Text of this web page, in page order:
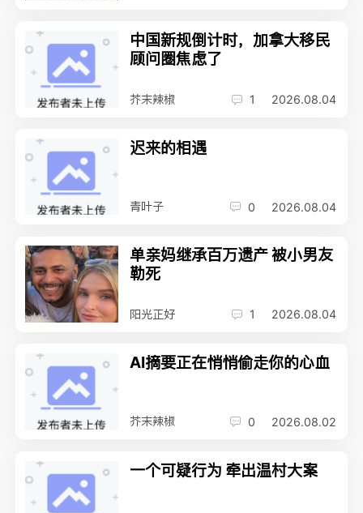
中国新规倒计时，加拿大移民
顾问圈焦虑了
芥末辣椒 1 2026.08.04
迟来的相遇
青叶子 0 2026.08.04
单亲妈继承百万遗产 被小男友
勒死
阳光正好 1 2026.08.04
AI摘要正在悄悄偷走你的心血
芥末辣椒 0 2026.08.02
一个可疑行为 牵出温村大案